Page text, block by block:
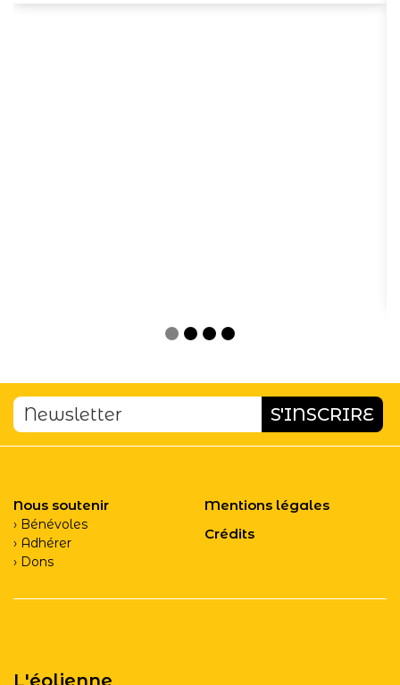
L'éolienne
Nous soutenir
Bénévoles
Adhérer
Dons
Mentions légales
Crédits